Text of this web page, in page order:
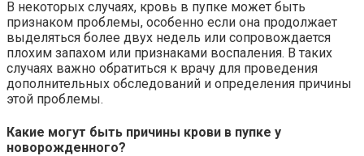
В некоторых случаях, кровь в пупке может быть
признаком проблемы, особенно если она продолжает
выделяться более двух недель или сопровождается
плохим запахом или признаками воспаления. В таких
случаях важно обратиться к врачу для проведения
дополнительных обследований и определения причины
этой проблемы.
Какие могут быть причины крови в пупке у
новорожденного?